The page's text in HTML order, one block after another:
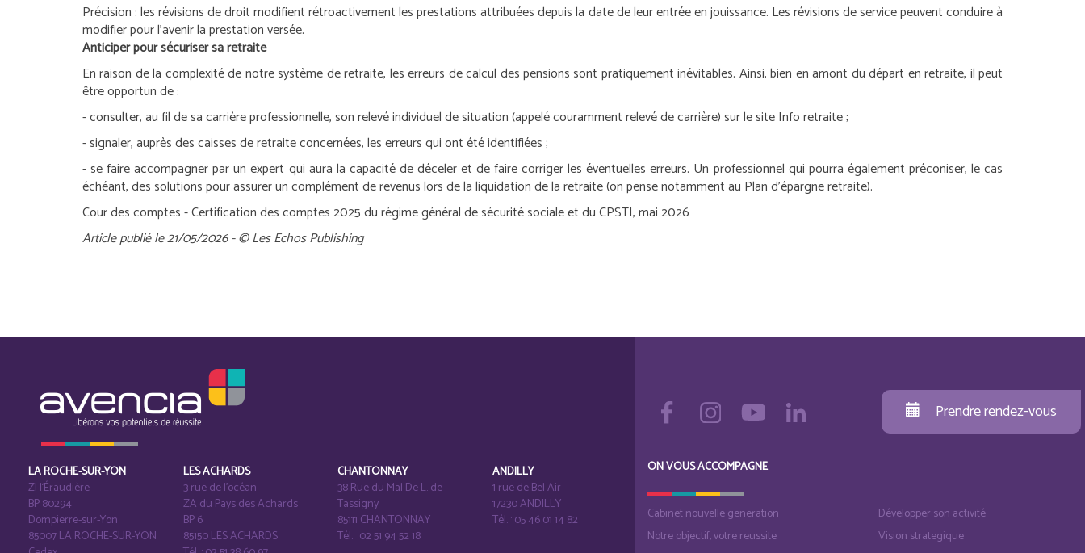
Précision :les révisions de droit modifient rétroactivement les prestations attribuées depuis la date de leur entrée en jouissance. Les révisions de service peuvent conduire à
modifier pour l’avenir la prestation versée.
Anticiper pour sécuriser sa retraite
En raison de la complexité de notre système de retraite, les erreurs de calcul des pensions sont pratiquement inévitables. Ainsi, bien en amont du départ en retraite, il peut
être opportun de :
- consulter, au fil de sa carrière professionnelle, son relevé individuel de situation (appelé couramment relevé de carrière) sur le site Info retraite ;
- signaler, auprès des caisses de retraite concernées, les erreurs qui ont été identifiées ;
- se faire accompagner par un expert qui aura la capacité de déceler et de faire corriger les éventuelles erreurs. Un professionnel qui pourra également préconiser, le cas
échéant, des solutions pour assurer un complément de revenus lors de la liquidation de la retraite (on pense notamment au Plan d’épargne retraite).
Cour des comptes - Certification des comptes 2025 du régime général de sécurité sociale et du CPSTI, mai 2026
Article publié le 21/05/2026 - © Les Echos Publishing
LA ROCHE-SUR-YON
ZI l‘Éraudière
BP 80294
Dompierre-sur-Yon
85007 LA ROCHE-SUR-YON
LES ACHARDS
3 rue de l’océan
ZA du Pays des Achards
BP 6
85150 LES ACHARDS
CHANTONNAY
38 Rue du Mal De L. de
Tassigny
85111 CHANTONNAY
Tél. : 02 51 94 52 18
ANDILLY
1 rue de Bel Air
17230 ANDILLY
Tél. : 05 46 01 14 82
Prendre rendez-vous
ON VOUS ACCOMPAGNE
Cabinet nouvelle generation
Notre objectif, votre reussite
Développer son activité
Vision strategique